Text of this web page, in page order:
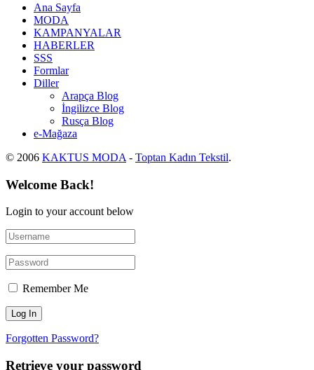
Ana Sayfa
MODA
KAMPANYALAR
HABERLER
SSS
Formlar
Diller
Arapça Blog
İngilizce Blog
Rusça Blog
e-Mağaza
© 2006 KAKTUS MODA - Toptan Kadın Tekstil.
Welcome Back!
Login to your account below
Remember Me
Forgotten Password?
Retrieve your password